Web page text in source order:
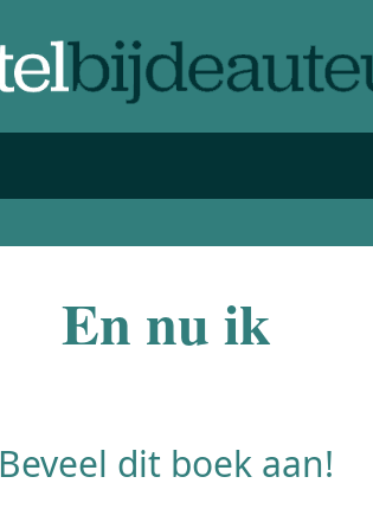
En nu ik
Beveel dit boek aan!